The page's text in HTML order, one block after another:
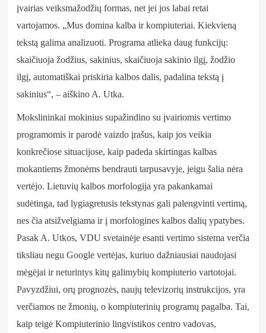
įvairias veiksmažodžių formas, net jei jos labai retai
vartojamos. „Mus domina kalba ir kompiuteriai. Kiekvieną
tekstą galima analizuoti. Programa atlieka daug funkcijų:
skaičiuoja žodžius, sakinius, skaičiuoja sakinio ilgį, žodžio
ilgį, automatiškai priskiria kalbos dalis, padalina tekstą į
sakinius“, – aiškino A. Utka.
Mokslininkai mokinius supažindino su įvairiomis vertimo
programomis ir parodė vaizdo įrašus, kaip jos veikia
konkrečiose situacijose, kaip padeda skirtingas kalbas
mokantiems žmonėms bendrauti tarpusavyje, jeigu šalia nėra
vertėjo. Lietuvių kalbos morfologija yra pakankamai
sudėtinga, tad lygiagretusis tekstynas gali palengvinti vertimą,
nes čia atsižvelgiama ir į morfologines kalbos dalių ypatybes.
Pasak A. Utkos, VDU svetainėje esanti vertimo sistema verčia
tiksliau negu Google vertėjas, kuriuo dažniausiai naudojasi
mėgėjai ir neturintys kitų galimybių kompiuterio vartotojai.
Pavyzdžiui, orų prognozės, naujų televizorių instrukcijos, yra
verčiamos ne žmonių, o kompiuterinių programų pagalba. Tai,
kaip teigė Kompiuterinio lingvistikos centro vadovas,